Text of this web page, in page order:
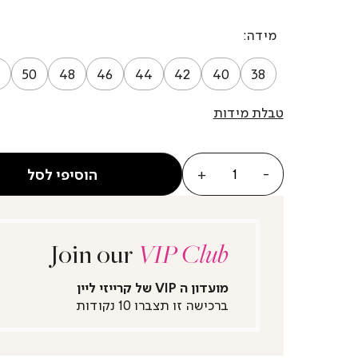
מידה
38
40
42
44
46
48
50
טבלת מידות
הוסיפי לסל
Join ourVIP Club
מועדון ה VIP של קרייזי ליין
ברכישה זו תצברו 10 נקודות